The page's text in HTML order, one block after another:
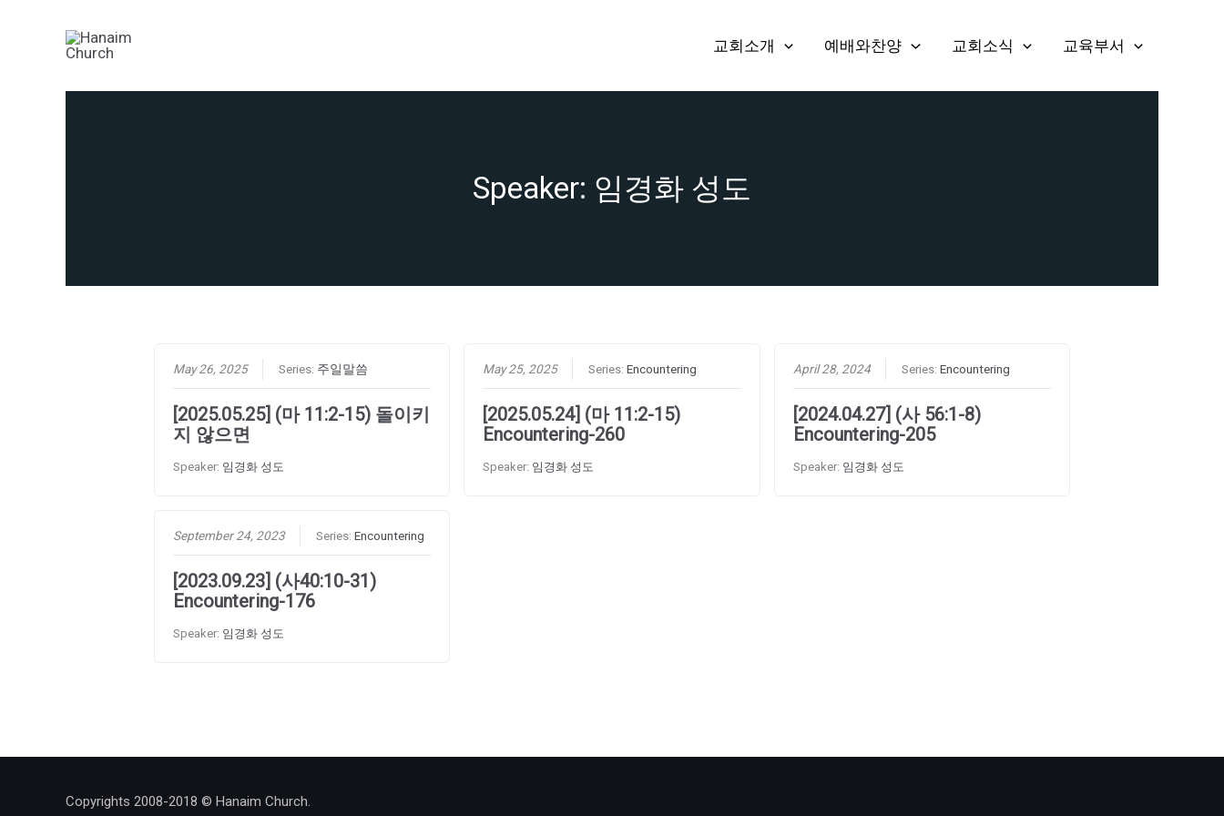
교회소개 예배와찬양 교회소식 교육부서
Speaker: 임경화 성도
May 26, 2025 Series: 주일말씀
[2025.05.25] (마 11:2-15) 돌이키
지 않으면
Speaker: 임경화 성도
May 25, 2025 Series:Encountering
[2025.05.24] (마 11:2-15)
Encountering-260
Speaker: 임경화 성도
April 28, 2024 Series: Encountering
[2024.04.27] (사 56:1-8)
Encountering-205
Speaker: 임경화 성도
September 24, 2023 Series: Encountering
[2023.09.23] (사40:10-31)
Encountering-176
Speaker: 임경화 성도
Copyrights 2008-2018 © Hanaim Church.